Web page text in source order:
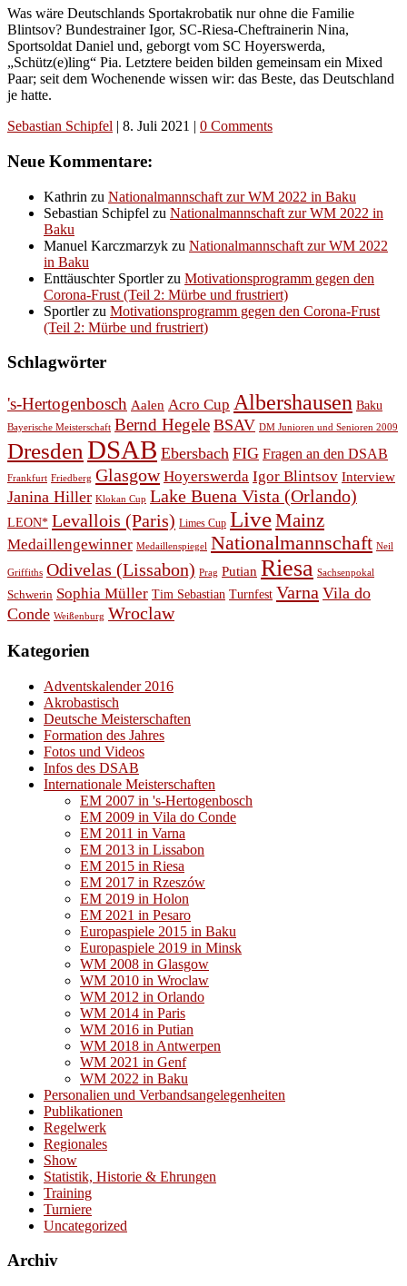
Was wäre Deutschlands Sportakrobatik nur ohne die Familie
Blintsov? Bundestrainer Igor, SC-Riesa-Cheftrainerin Nina,
Sportsoldat Daniel und, geborgt vom SC Hoyerswerda,
„Schütz(e)ling“ Pia. Letztere beiden bilden gemeinsam ein Mixed
Paar; seit dem Wochenende wissen wir: das Beste, das Deutschland
je hatte.
Sebastian Schipfel | 8. Juli 2021 | 0 Comments
Neue Kommentare:
Kathrin zu Nationalmannschaft zur WM 2022 in Baku
Sebastian Schipfel zu Nationalmannschaft zur WM 2022 in
Baku
Manuel Karczmarzyk zu Nationalmannschaft zur WM 2022
in Baku
Enttäuschter Sportlerzu Motivationsprogramm gegen den
Corona-Frust (Teil 2: Mürbe und frustriert)
Sportlerzu Motivationsprogramm gegen den Corona-Frust
(Teil 2: Mürbe und frustriert)
Schlagwörter
's-Hertogenbosch Aalen Acro Cup Albershausen Baku
Bayerische Meisterschaft Bernd Hegele BSAV DM Junioren und Senioren 2009
Dresden DSAB Ebersbach FIG Fragen an den DSAB
Frankfurt Friedberg Glasgow Hoyerswerda Igor Blintsov Interview
Janina Hiller Klokan Cup Lake Buena Vista (Orlando)
LEON* Levallois (Paris) Limes Cup LiveMainz
Medaillengewinner Medaillenspiegel Nationalmannschaft Neil
Griffiths Odivelas (Lissabon) Prag Putian Riesa Sachsenpokal
Schwerin Sophia Müller Tim Sebastian Turnfest Varna Vila do
Conde Weißenburg Wroclaw
Kategorien
Adventskalender 2016
Akrobastisch
Deutsche Meisterschaften
Formation des Jahres
Fotos und Videos
Infos des DSAB
Internationale Meisterschaften
EM 2007 in 's-Hertogenbosch
EM 2009 in Vila do Conde
EM 2011 in Varna
EM 2013 in Lissabon
EM 2015 in Riesa
EM 2017 in Rzeszów
EM 2019 in Holon
EM 2021 in Pesaro
Europaspiele 2015 in Baku
Europaspiele 2019 in Minsk
WM 2008 in Glasgow
WM 2010 in Wroclaw
WM 2012 in Orlando
WM 2014 in Paris
WM 2016 in Putian
WM 2018 in Antwerpen
WM 2021 in Genf
WM 2022 in Baku
Personalien und Verbandsangelegenheiten
Publikationen
Regelwerk
Regionales
Show
Statistik, Historie & Ehrungen
Training
Turniere
Uncategorized
Archiv